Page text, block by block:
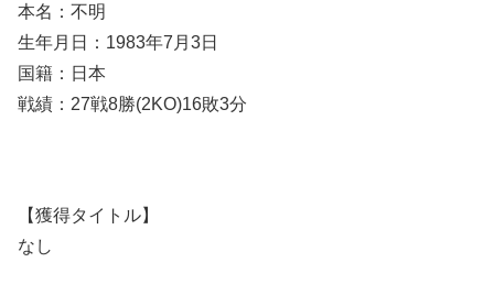
本名：不明
生年月日：1983年7月3日
国籍：日本
戦績：27戦8勝(2KO)16敗3分
【獲得タイトル】
なし